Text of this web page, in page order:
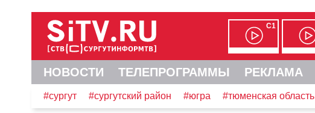
С1
НОВОСТИ ТЕЛЕПРОГРАММЫ РЕКЛАМА
#сургут #сургутский район #югра #тюменская область